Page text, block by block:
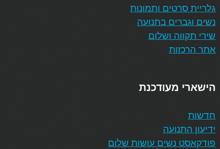
גלריית סרטים ותמונות
נשים וגברים בתנועה
שירי תקווה ושלום
אתר הרכזות
הישארי מעודכנת
חדשות
ידיעון התנועה
פודקאסט נשים עושות שלום